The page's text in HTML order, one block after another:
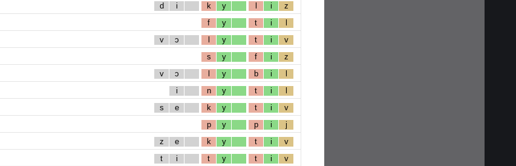
d i k y l i z
f y t i l
v ɔ l y t i v
s y f i z
v ɔ l y b i l
i n y t i l
s e k y t i v
p y p i j
z e k y t i v
t i t y t i v